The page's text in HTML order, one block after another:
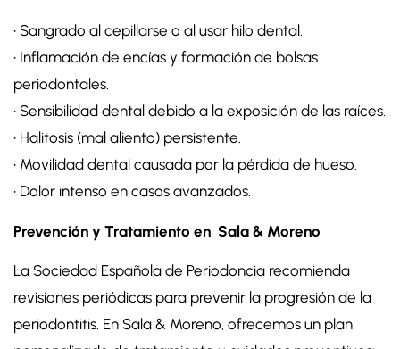
• Sangrado al cepillarse o al usar hilo dental.
• Inflamación de encías y formación de bolsas
periodontales.
• Sensibilidad dental debido a la exposición de las raíces.
• Halitosis (mal aliento) persistente.
• Movilidad dental causada por la pérdida de hueso.
• Dolor intenso en casos avanzados.
Prevención y Tratamiento en Sala & Moreno
La Sociedad Española de Periodoncia recomienda
revisiones periódicas para prevenir la progresión de la
periodontitis. En Sala & Moreno, ofrecemos un plan